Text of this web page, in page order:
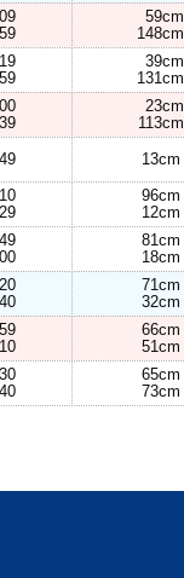
59cm
148cm
39cm
131cm
23cm
113cm
13cm
96cm
12cm
81cm
18cm
71cm
32cm
66cm
51cm
65cm
73cm